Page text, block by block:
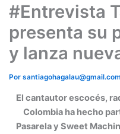
#Entrevista
presenta su
y lanza
Por santiagohagalau@gmail.com
El cantautor escocés,
Colombia ha hecho
Pasarela y Sweet